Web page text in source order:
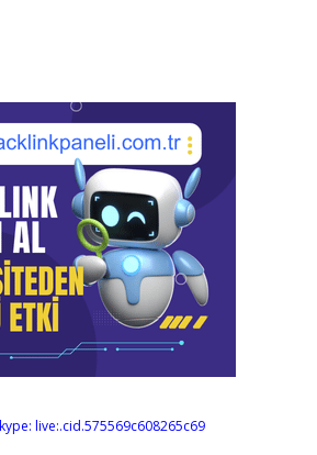
live:.cid.575569c608265c69